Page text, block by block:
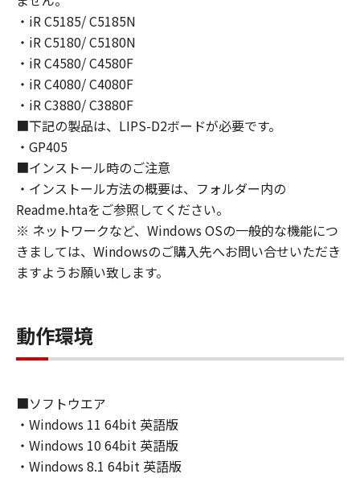
You agree to comply with all export laws and
restrictions and regulations of the country
involved, and not to export or re-export,
directly or indirectly, the SOFTWARE in
violation of any such laws, restrictions and
regulations, or without all necessary
approvals.
6. SUPPORT AND UPDATE
NEITHER CANON, CANON'S SUBSIDIARIES OR
AFFILIATES, THEIR DISTRIBUTORS, OR
DEALERS NOR CANON'S LICENSORS ARE
RESPONSIBLE FOR MAINTAINING OR
HELPING YOU TO USE THE SOFTWARE, OR
PROVIDING YOU WITH ANY UPDATES, FIXES
7. DISCLAIMER OF WARRANTIES AND
LIABILITY
[NO WARRANTY] THE SOFTWARE IS
ANY KIND, EITHER EXPRESSED OR IMPLIED,
INCLUDING, BUT NOT LIMITED TO THE
IMPLIED WARRANTIES OF MERCHANTABILITY
AND FITNESS FOR A PARTICULAR PURPOSE.
・iR C5185/ C5185N
・iR C5180/ C5180N
・iR C4580/ C4580F
・iR C4080/ C4080F
・iR C3880/ C3880F
■下記の製品は、LIPS-D2ボードが必要です。
・GP405
■インストール時のご注意
・インストール方法の概要は、フォルダー内の
Readme.htaをご参照してください。
※ ネットワークなど、Windows OSの一般的な機能につ
きましては、Windowsのご購入先へお問い合せいただき
ますようお願い致します。
動作環境
■ソフトウエア
・Windows 11 64bit 英語版
・Windows 10 64bit 英語版
・Windows 8.1 64bit 英語版